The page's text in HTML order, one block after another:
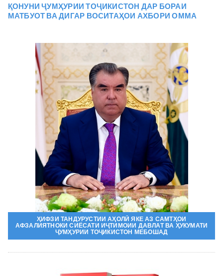
ҚОНУНИ ҶУМҲУРИИ ТОҶИКИСТОН ДАР БОРАИ
МАТБУОТ ВА ДИГАР ВОСИТАҲОИ АХБОРИ ОММА
ҲИФЗИ ТАНДУРУСТИИ АҲОЛӢ ЯКЕ АЗ САМТҲОИ
АФЗАЛИЯТНОКИ СИЁСАТИ ИҶТИМОИИ ДАВЛАТ ВА ҲУКУМАТИ
ҶУМҲУРИИ ТОҶИКИСТОН МЕБОШАД